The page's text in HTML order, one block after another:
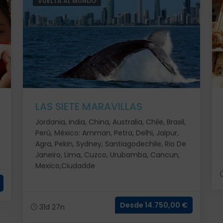
LAS SIETE MARAVILLAS
Jordania, India, China, Australia, Chile, Brasil,
Perú, México: Amman, Petra, Delhi, Jaipur,
Agra, Pekin, Sydney, Santiagodechile, Rio De
Janeiro, Lima, Cuzco, Urubamba, Cancun,
Mexico,Ciudadde
31d 27n Desde 14.750,00 €